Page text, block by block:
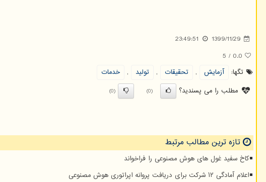
1399/11/29
23:49:51
0.0
/
5
تگها:
آزمایش , تحقیقات , تولید ,
خدمات
مطلب را می پسندید؟
(0)
(0)
تازه ترین مطالب مرتبط
کاخ سفید غول های هوش مصنوعی را فراخواند
اعلام آمادگی ۱۲ شرکت برای دریافت پروانه اپراتوری هوش مصنوعی